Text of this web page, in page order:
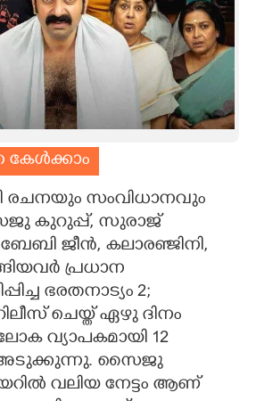
രചനയും സംവിധാനവും
കുറുപ്പ്, സുരാജ്
ജീൻ, കലാരഞ്ജിനി,
പ്രധാന
ഭരതനാട്യം 2;
ചെയ്ത് ഏഴു ദിനം
വ്യാപകമായി 12
അടുക്കുന്നു. സൈജു
വലിയ നേട്ടം ആണ്